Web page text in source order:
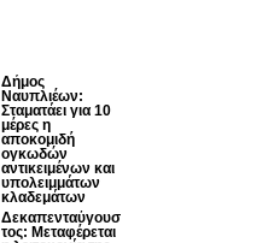
Δήμος
Ναυπλιέων:
Σταματάει για 10
μέρες η
αποκομιδή
ογκωδών
αντικειμένων και
υπολειμμάτων
κλαδεμάτων
Δεκαπενταύγουσ
τος: Μεταφέρεται